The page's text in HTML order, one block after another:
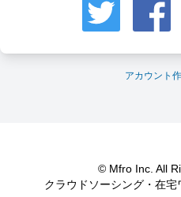
アカウント
© Mfro Inc. All
クラウドソーシング・在宅